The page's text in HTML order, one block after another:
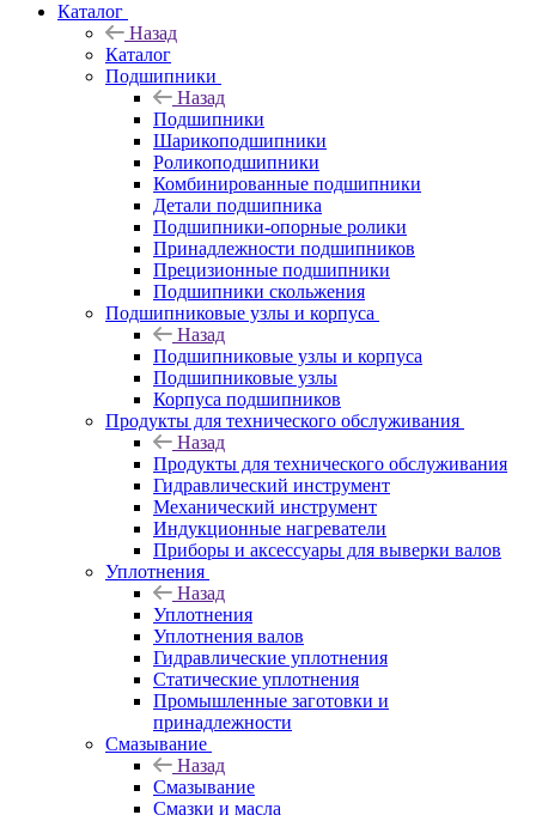
Каталог
Назад
Каталог
Подшипники
Назад
Подшипники
Шарикоподшипники
Роликоподшипники
Комбинированные подшипники
Детали подшипника
Подшипники-опорные ролики
Принадлежности подшипников
Прецизионные подшипники
Подшипники скольжения
Подшипниковые узлы и корпуса
Назад
Подшипниковые узлы и корпуса
Подшипниковые узлы
Корпуса подшипников
Продукты для технического обслуживания
Назад
Продукты для технического обслуживания
Гидравлический инструмент
Механический инструмент
Индукционные нагреватели
Приборы и аксессуары для выверки валов
Уплотнения
Назад
Уплотнения
Уплотнения валов
Гидравлические уплотнения
Статические уплотнения
Промышленные заготовки и
принадлежности
Смазывание
Назад
Смазывание
Смазки и масла